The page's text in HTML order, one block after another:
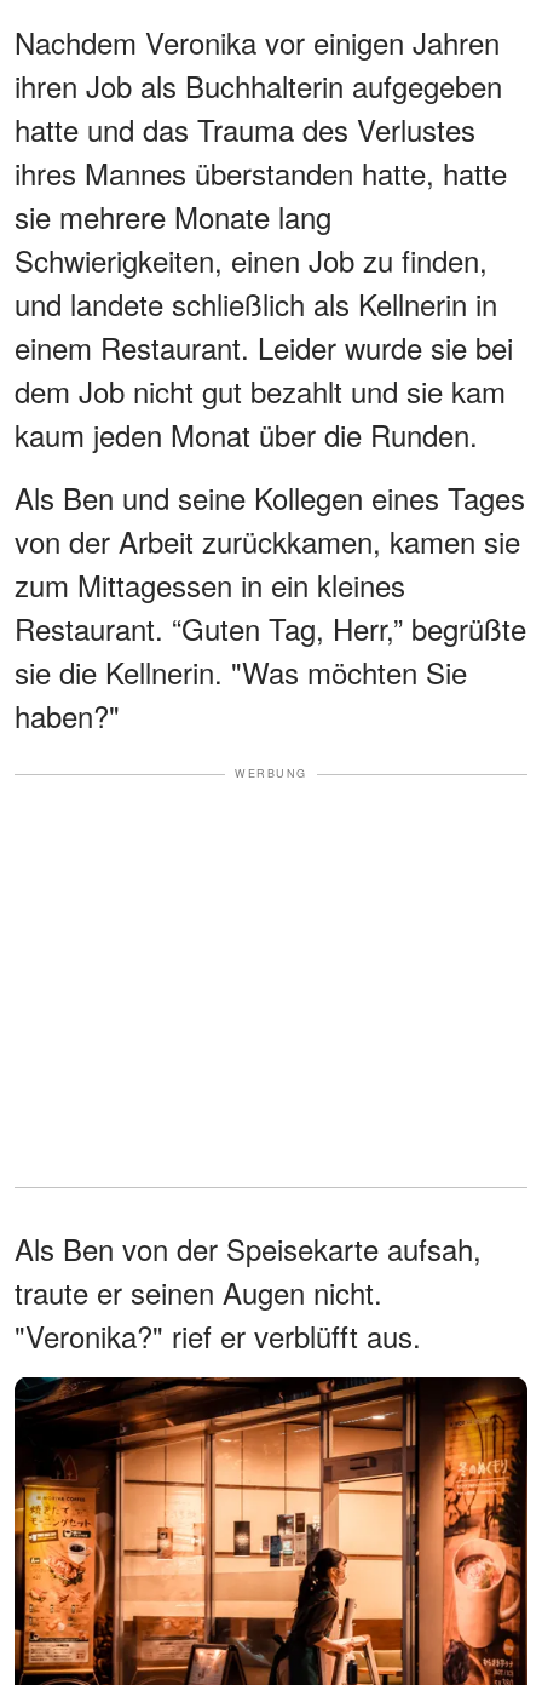
Nachdem Veronika vor einigen Jahren
ihren Job als Buchhalterin aufgegeben
hatte und das Trauma des Verlustes
ihres Mannes überstanden hatte, hatte
sie mehrere Monate lang
Schwierigkeiten, einen Job zu finden,
und landete schließlich als Kellnerin in
einem Restaurant. Leider wurde sie bei
dem Job nicht gut bezahlt und sie kam
kaum jeden Monat über die Runden.
Als Ben und seine Kollegen eines Tages
von der Arbeit zurückkamen, kamen sie
zum Mittagessen in ein kleines
Restaurant. “Guten Tag, Herr,” begrüßte
sie die Kellnerin. "Was möchten Sie
haben?"
WERBUNG
Als Ben von der Speisekarte aufsah,
traute er seinen Augen nicht.
"Veronika?" rief er verblüfft aus.